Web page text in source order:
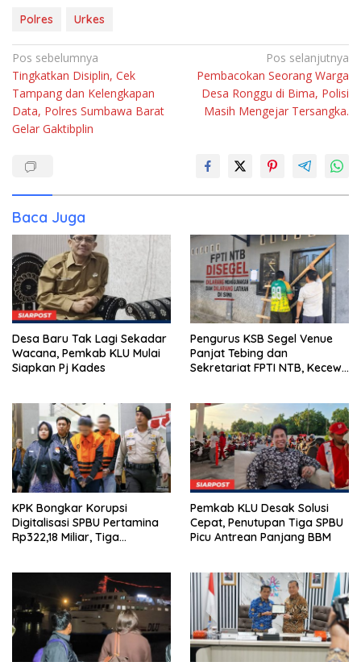
Polres Urkes
Navigasi
pos
Pos sebelumnya
Tingkatkan Disiplin, Cek
Tampang dan Kelengkapan
Data, Polres Sumbawa Barat
Gelar Gaktibplin
Pos selanjutnya
Pembacokan Seorang Warga
Desa Ronggu di Bima, Polisi
Masih Mengejar Tersangka.
Baca Juga
Desa Baru Tak Lagi Sekadar
Wacana, Pemkab KLU Mulai
Siapkan Pj Kades
Pengurus KSB Segel Venue
Panjat Tebing dan
Sekretariat FPTI NTB, Kecewa
KPK Bongkar Korupsi
Digitalisasi SPBU Pertamina
Rp322,18 Miliar, Tiga
Pemkab KLU Desak Solusi
Cepat, Penutupan Tiga SPBU
Picu Antrean Panjang BBM